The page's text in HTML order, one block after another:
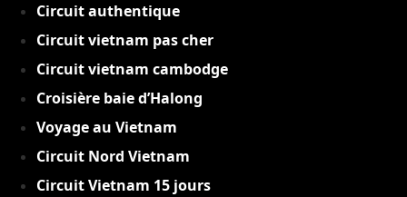
Circuit authentique
Circuit vietnam pas cher
Circuit vietnam cambodge
Croisière baie d’Halong
Voyage au Vietnam
Circuit Nord Vietnam
Circuit Vietnam 15 jours